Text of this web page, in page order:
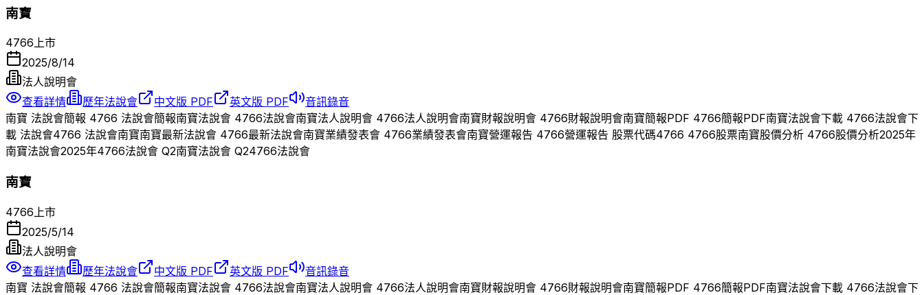
南寶
4766上市
2025/8/14
法人說明會
查看詳情
歷年法說會 中文版 PDF 英文版 PDF
音訊錄音
南寶 法說會簡報 4766 法說會簡報南寶法說會 4766法說會南寶法人說明會 4766法人說明會南寶財報說明會 4766財報說明會南寶簡報PDF 4766簡報PDF南寶法說會下載 4766法說會下
載 法說會4766 法說會南寶南寶最新法說會 4766最新法說會南寶業績發表會 4766業績發表會南寶營運報告 4766營運報告 股票代碼4766 4766股票南寶股價分析 4766股價分析2025年
南寶法說會2025年4766法說會 Q2南寶法說會 Q24766法說會
南寶
4766 上市
2025/5/14
法人說明會
查看詳情
歷年法說會 中文版 PDF 英文版 PDF
音訊錄音
南寶 法說會簡報 4766 法說會簡報南寶法說會 4766法說會南寶法人說明會 4766法人說明會南寶財報說明會 4766財報說明會南寶簡報PDF 4766簡報PDF南寶法說會下載 4766法說會下